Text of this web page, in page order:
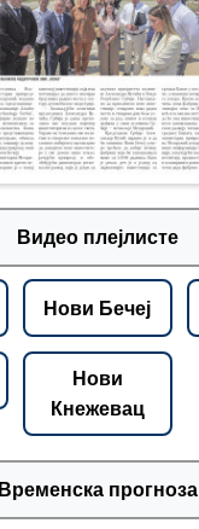
Видео плејлисте
Нови Бечеј
Нови
Кнежевац
Временска прогноза